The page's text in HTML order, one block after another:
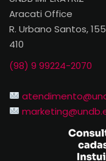
Aracati Office
R. Urbano Santos,
410
(98) 9 99224-2070